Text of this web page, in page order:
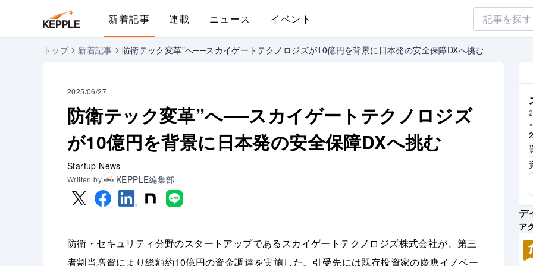
新着記事 連載 ニュース イベント
トップ 新着記事 防衛テック変革”へ──スカイゲートテクノロジズが10億円を背景に日本発の安全保障DXへ挑む
2025/06/27
防衛テック変革”へ──スカイゲートテクノロジズ
が10億円を背景に日本発の安全保障DXへ挑む
Startup News
Written by KEPPLE編集部
防衛・セキュリティ分野のスタートアップであるスカイゲートテクノロジズ株式会社が、第三
者割当増資により総額約10億円の資金調達を実施した。引受先には既存投資家の慶應イノベー
デ
ア